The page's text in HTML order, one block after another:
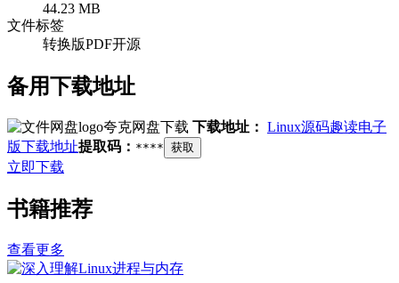
44.23 MB
文件标签
转换版PDF开源
备用下载地址
夸克网盘下载 下载地址： Linux源码趣读电子
版下载地址提取码： **** 获取
立即下载
书籍推荐
查看更多